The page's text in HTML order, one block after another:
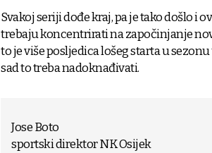
Svakoj seriji dođe kraj, pa je tako došlo i
trebaju koncentrirati na započinjanje
to je više posljedica lošeg starta u
sad to treba nadoknađivati.
Jose Boto
sportski direktor NK Osijek